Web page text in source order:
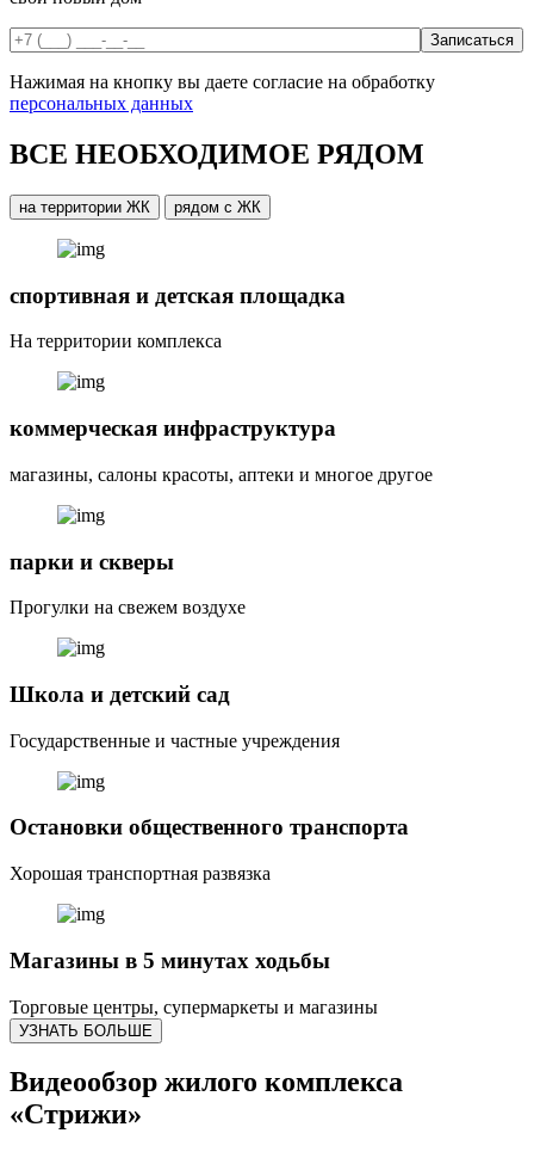
Нажимая на кнопку вы даете согласие на обработку
персональных данных
ВСЕ НЕОБХОДИМОЕ РЯДОМ
на территории ЖК рядом с ЖК
спортивная и детская площадка
На территории комплекса
коммерческая инфраструктура
магазины, салоны красоты, аптеки и многое другое
парки и скверы
Прогулки на свежем воздухе
Школа и детский сад
Государственные и частные учреждения
Остановки общественного транспорта
Хорошая транспортная развязка
Магазины в 5 минутах ходьбы
Торговые центры, супермаркеты и магазины
УЗНАТЬ БОЛЬШЕ
Видеообзор жилого комплекса
«Стрижи»